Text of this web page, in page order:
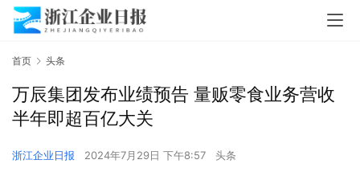
首页 头条
万辰集团发布业绩预告 量贩零食业务营收
半年即超百亿大关
浙江企业日报 2024年7月29日 下午8:57 头条